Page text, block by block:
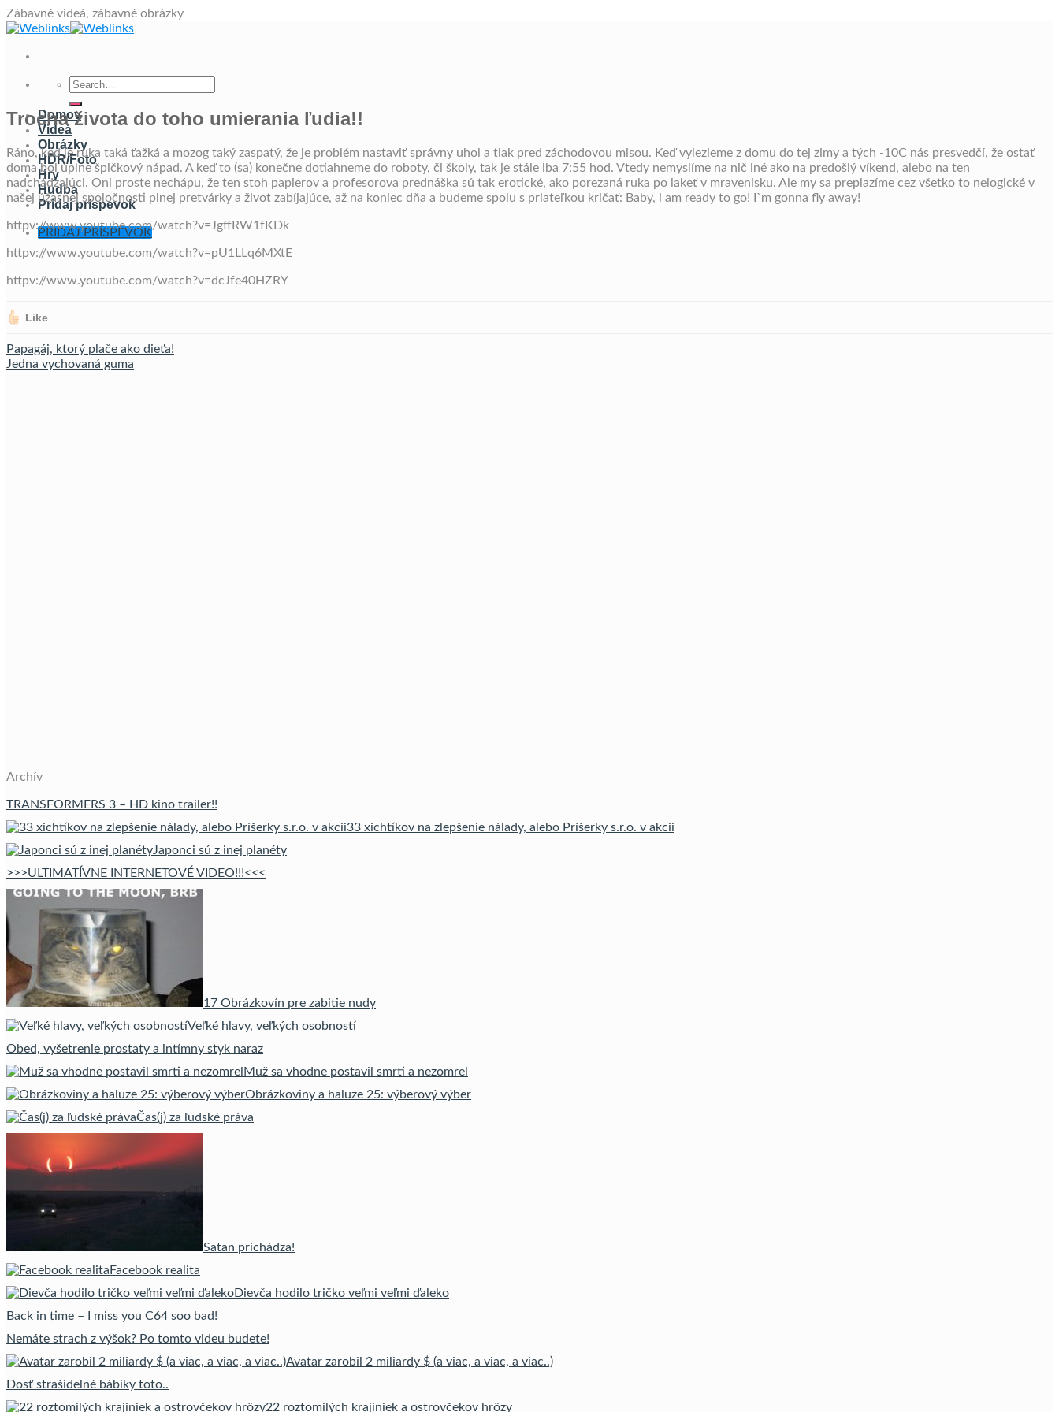
Zábavné videá, zábavné obrázkySkip
Domov
Videá
Obrázky
HDR/Foto
Hry
Hudba
Pridaj príspevok
PRIDAJ PRÍSPEVOK
Trocha života do toho umierania ľudia!!
Ráno, keď je ruka taká ťažká a mozog taký zaspatý, že je problém nastaviť správny uhol a tlak pred záchodovou misou. Keď vylezieme z domu do tej zimy a tých -10C nás presvedčí, že ostať
doma bol úplne špičkový nápad. A keď to (sa) konečne dotiahneme do roboty, či školy, tak je stále iba 7:55 hod. Vtedy nemyslíme na nič iné ako na predošlý víkend, alebo na ten
nadchádzajúci. Oni proste nechápu, že ten stoh papierov a profesorova prednáška sú tak erotické, ako porezaná ruka po lakeť v mravenisku. Ale my sa preplazíme cez všetko to nelogické v
našej úžasnej spoločnosti plnej pretvárky a život zabíjajúce, až na koniec dňa a budeme spolu s priateľkou kričať: Baby, i am ready to go! I`m gonna fly away!
httpv://www.youtube.com/watch?v=JgffRW1fKDk
httpv://www.youtube.com/watch?v=pU1LLq6MXtE
httpv://www.youtube.com/watch?v=dcJfe40HZRY
Like
Papagáj, ktorý plače ako dieťa!
Jedna vychovaná guma
Archív
TRANSFORMERS 3 – HD kino trailer!!
33 xichtíkov na zlepšenie nálady, alebo Príšerky s.r.o. v akcii
Japonci sú z inej planéty
>>>ULTIMATÍVNE INTERNETOVÉ VIDEO!!!<<<
17 Obrázkovín pre zabitie nudy
Veľké hlavy, veľkých osobností
Obed, vyšetrenie prostaty a intímny styk naraz
Muž sa vhodne postavil smrti a nezomrel
Obrázkoviny a haluze 25: výberový výber
Čas(j) za ľudské práva
Satan prichádza!
Facebook realita
Dievča hodilo tričko veľmi veľmi ďaleko
Back in time – I miss you C64 soo bad!
Nemáte strach z výšok? Po tomto videu budete!
Avatar zarobil 2 miliardy $ (a viac, a viac, a viac..)
Dosť strašidelné bábiky toto..
22 roztomilých krajiniek a ostrovčekov hrôzy